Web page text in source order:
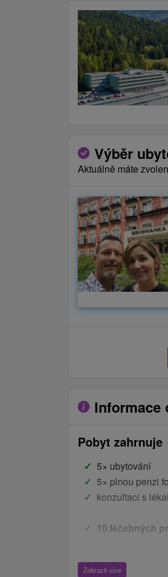
Výběr
Aktuálně máte
Informace
Pobyt zahrnuje
5× ubytování
5× plnou penzi
konzultaci s
10 léčebných
1× klasická
Zobrazit více